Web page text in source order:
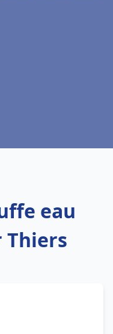
eau